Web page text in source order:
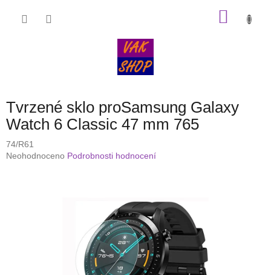
Tvrzené sklo proSamsung Galaxy
Watch 6 Classic 47 mm 765
74/R61
Průměrné
Neohodnoceno Podrobnosti hodnocení